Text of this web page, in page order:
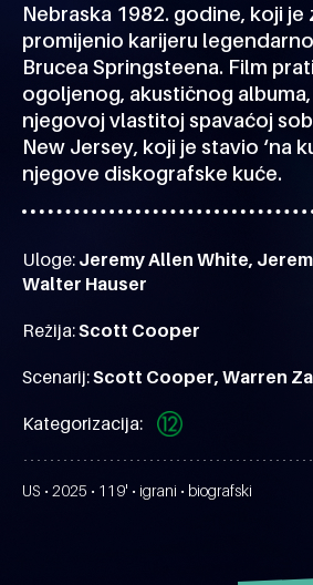
Nebraska 1982. godine, koji je
promijenio karijeru
Brucea Springsteena. Film
ogoljenog, akustičnog
njegovoj vlastitoj spavaćoj
New Jersey, koji je stavio ‘na
njegove diskografske kuće.
Uloge: Jeremy Allen White,
Walter Hauser
Režija:Scott Cooper
Scenarij:Scott Cooper, Warren
Kategorizacija:
US • 2025 • 119' • igrani • biografski